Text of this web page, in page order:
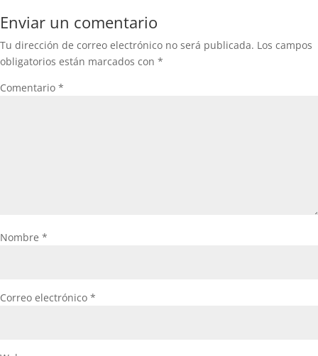
Enviar un comentario
Tu dirección de correo electrónico no será publicada. Los campos
obligatorios están marcados con *
Comentario *
Nombre *
Correo electrónico *